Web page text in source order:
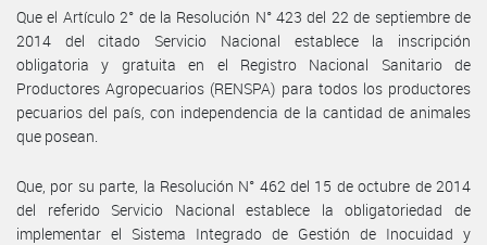
Que el Artículo 2° de la Resolución N° 423 del 22 de septiembre de
2014 del citado Servicio Nacional establece la inscripción
obligatoria y gratuita en el Registro Nacional Sanitario de
Productores Agropecuarios (RENSPA) para todos los productores
pecuarios del país, con independencia de la cantidad de animales
que posean.
Que, por su parte, la Resolución N° 462 del 15 de octubre de 2014
del referido Servicio Nacional establece la obligatoriedad de
implementar el Sistema Integrado de Gestión de Inocuidad y